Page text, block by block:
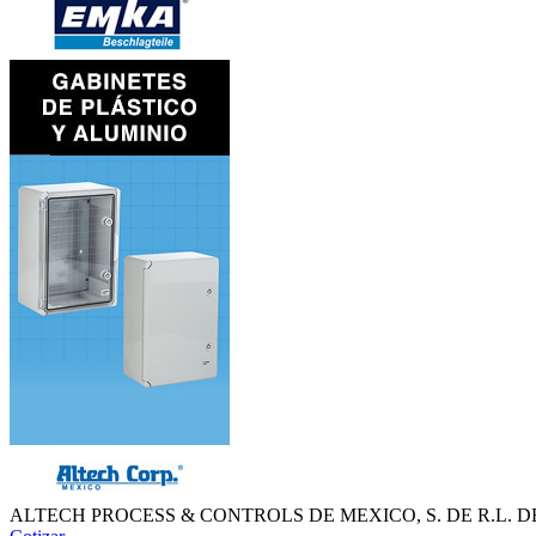
ALTECH PROCESS & CONTROLS DE MEXICO, S. DE R.L.